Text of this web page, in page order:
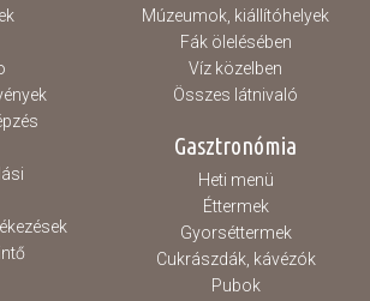
Múzeumok, kiállítóhelyek
Fák ölelésében
Víz közelben
Összes látnivaló
Gasztronómia
Heti menü
Éttermek
Gyorséttermek
Cukrászdák, kávézók
Pubok